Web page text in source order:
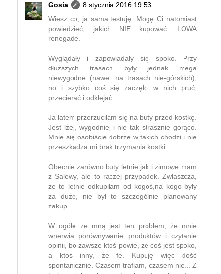
Gosia
8 stycznia 2016 19:53
Wiesz co, ja sama testuję. Mogę Ci natomiast
powiedzieć, jakich NIE kupować: LOWA
renegade.
Wyglądały i zapowiadały się spoko. Przy
dłuższych trasach były jednak mega
niewygodne (nawet na trasach nie-górskich),
no i szybko coś się zaczęło w nich pruć,
przecierać i odklejać.
Ja latem przerzuciłam się na buty przed kostkę.
Jest lżej, wygodniej i nie tak strasznie gorąco.
Mnie się osobiście dobrze w takich chodzi i nie
przeszkadza mi brak trzymania kostki.
Obecnie zarówno buty letnie jak i zimowe mam
z Salewy, ale to raczej przypadek. Zwłaszcza,
że te letnie odkupiłam od kogoś,na kogo były
za duże, nie był to szczególnie planowany
zakup.
W ogóle ze mną jest ten problem, że mnie
wnerwia porównywanie produktów i czytanie
opinii, bo zawsze ktoś powie, że coś jest spoko,
a ktoś inny, że fe. Kupuję więc dość
spontanicznie. Czasem trafiam, czasem nie... Z